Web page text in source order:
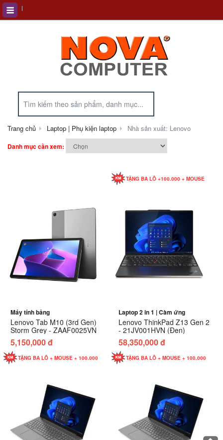
Trang chủ Laptop | Phụ kiện laptop Nhà sản xuất: Lenovo
Danh mục cần xem:
Máy tính bảng
Lenovo Tab M10 (3rd Gen)
Storm Grey - ZAAF0025VN
5,150,000 đ
TẶNG BA LÔ +100.000 + MOUSE
Laptop 2 in 1 | Càm ứng
Lenovo ThinkPad Z13 Gen 2
- 21JV001HVN (Đen)
58,350,000 đ
TẶNG BA LÔ + MOUSE + 100.000 TẶNG BA LÔ + MOUSE + 100.000